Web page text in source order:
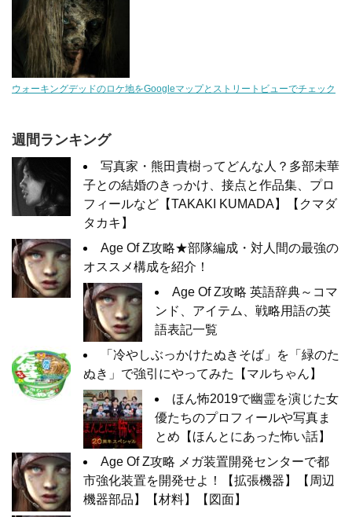
ウォーキングデッドのロケ地をGoogleマップとストリートビューでチェック
週間ランキング
写真家・熊田貴樹ってどんな人？多部未華
子との結婚のきっかけ、接点と作品集、プロ
フィールなど【TAKAKI KUMADA】【クマダ
タカキ】
Age Of Z攻略★部隊編成・対人間の最強の
オススメ構成を紹介！
Age Of Z攻略 英語辞典～コマ
ンド、アイテム、戦略用語の英
語表記一覧
「冷やしぶっかけたぬきそば」を「緑のた
ぬき」で強引にやってみた【マルちゃん】
ほん怖2019で幽霊を演じた女
優たちのプロフィールや写真ま
とめ【ほんとにあった怖い話】
Age Of Z攻略 メガ装置開発センターで都
市強化装置を開発せよ！【拡張機器】【周辺
機器部品】【材料】【図面】